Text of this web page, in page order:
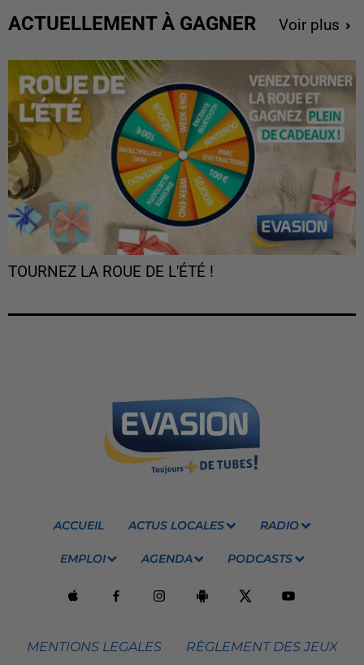
ACTUELLEMENT À GAGNER Voir plus
TOURNEZ LA ROUE DE L'ÉTÉ !
ACCUEIL ACTUS LOCALES RADIO
EMPLOI AGENDA PODCASTS
MENTIONS LEGALES RÈGLEMENT DES JEUX